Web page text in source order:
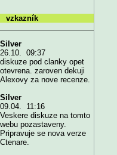
vzkazník
Silver
26.10. 09:37
diskuze pod clanky opet
otevrena. zaroven dekuji
Alexovy za nove recenze.
Silver
09.04. 11:16
Veskere diskuze na tomto
webu pozastaveny.
Pripravuje se nova verze
Ctenare.